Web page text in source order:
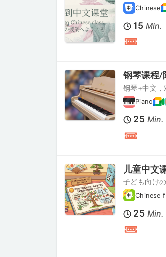
Chinese
15 Min.
钢琴课程/
钢琴+中文，
Piano
25 Min.
儿童中文
子ども向け
Chinese
25 Min.